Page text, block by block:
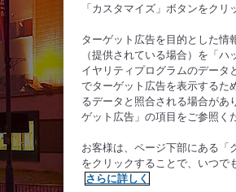
「カスタマイズ」ボタンをク
ターゲット広告を目的とした情
（提供されている場合）を「
イヤリティプログラムのデータ
でターゲット広告を表示するた
るデータと照合される場合があ
ゲット広告」の項目をご参照く
お客様は、ページ下部にある「
をクリックすることで、いつで
さらに詳しく